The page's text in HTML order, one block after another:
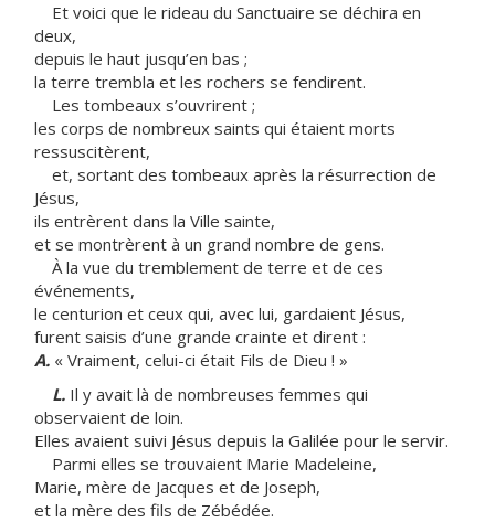
Et voici que le rideau du Sanctuaire se déchira en
deux,
depuis le haut jusqu’en bas ;
la terre trembla et les rochers se fendirent.
Les tombeaux s’ouvrirent ;
les corps de nombreux saints qui étaient morts
ressuscitèrent,
et, sortant des tombeaux après la résurrection de
Jésus,
ils entrèrent dans la Ville sainte,
et se montrèrent à un grand nombre de gens.
À la vue du tremblement de terre et de ces
événements,
le centurion et ceux qui, avec lui, gardaient Jésus,
furent saisis d’une grande crainte et dirent :
A. « Vraiment, celui-ci était Fils de Dieu ! »
L. Il y avait là de nombreuses femmes qui
observaient de loin.
Elles avaient suivi Jésus depuis la Galilée pour le servir.
Parmi elles se trouvaient Marie Madeleine,
Marie, mère de Jacques et de Joseph,
et la mère des fils de Zébédée.